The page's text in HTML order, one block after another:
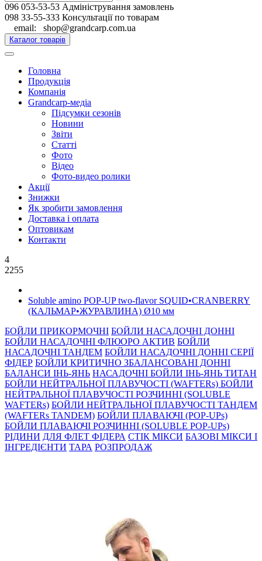
096 053-53-53 Адміністрування замовлень
098 33-55-333 Консультації по товарам
email: shop@grandcarp.com.ua
Каталог товарів
Головна
Продукція
Компанія
Grandcarp-медіа
Підсумки сезонів
Новини
Звіти
Статті
Фото
Відео
Фото-видео ролики
Акції
Знижки
Як зробити замовлення
Доставка і оплата
Оптовикам
Контакти
4
2255
Soluble amino POP-UP two-flavor SQUID•CRANBERRY
(КАЛЬМАР•ЖУРАВЛИНА) Ø10 мм
БОЙЛИ ПРИКОРМОЧНI БОЙЛИ НАСАДОЧНI ДОННI
БОЙЛИ НАСАДОЧНІ ФЛЮОРО АКТИВ БОЙЛИ
НАСАДОЧНІ ТАНДЕМ БОЙЛИ НАСАДОЧНI ДОННI СЕРIÏ
ФIДЕР БОЙЛИ КРИТИЧНО ЗБАЛАНСОВАНІ ДОННІ
БАЛАНСИ ІНЬ-ЯНЬ НАСАДОЧНІ БОЙЛИ ІНЬ-ЯНЬ ТИТАН
БОЙЛИ НЕЙТРАЛЬНОÏ ПЛАВУЧОСТI (WAFTERs) БОЙЛИ
НЕЙТРАЛЬНОЇ ПЛАВУЧОСТІ РОЗЧИННІ (SOLUBLE
WAFTERs) БОЙЛИ НЕЙТРАЛЬНОЇ ПЛАВУЧОСТІ ТАНДЕМ
(WAFTERs TANDEM) БОЙЛИ ПЛАВАЮЧІ (POP-UPs)
БОЙЛИ ПЛАВАЮЧI РОЗЧИННI (SOLUBLE POP-UPs)
РIДИНИ ДЛЯ ФЛЕТ ФІДЕРА СТIК МIКСИ БАЗОВІ МІКСИ І
ІНГРЕДІЄНТИ ТАРА РОЗПРОДАЖ